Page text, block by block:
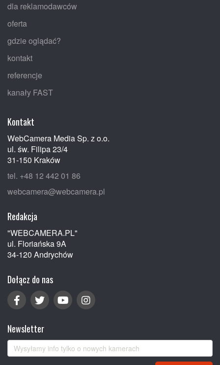
dla reklamodawców
oferta
gdzie oglądać?
kontakt
referencje
kanały FAST
Kontakt
WebCamera Media Sp. z o.o.
ul. św. Filipa 23/4
31-150 Kraków
tel. +48 12 442 01 86
webcamera@webcamera.pl
Redakcja
"WEBCAMERA.PL"
ul. Floriańska 9A
34-120 Andrychów
Dołącz do nas
Newsletter